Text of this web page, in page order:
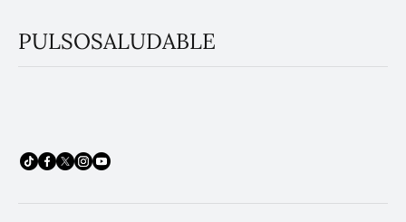
PULSOSALUDABLE